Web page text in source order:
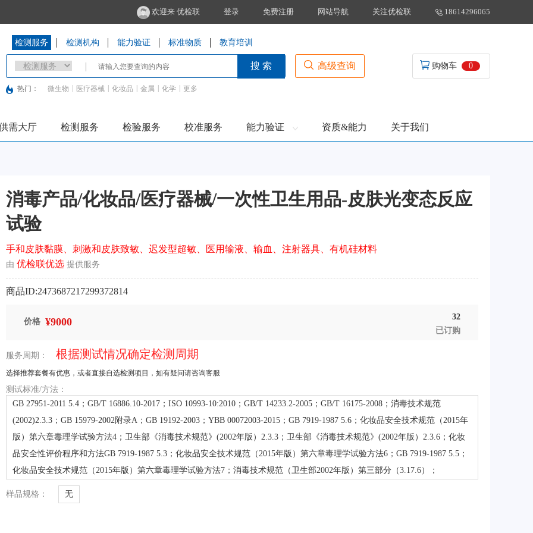
欢迎来 优检联 登录 免费注册 网站导航 关注优检联 18614296065
检测服务 检测机构 能力验证 标准物质 教育培训
搜 索 高级查询
热门： 微生物 医疗器械 化妆品 金属 化学 更多
购物车 0
需大厅 检测服务 检验服务 校准服务 能力验证 资质&能力 关于我们
消毒产品/化妆品/医疗器械/一次性卫生用品-皮肤光变态反应
试验
手和皮肤黏膜、刺激和皮肤致敏、迟发型超敏、医用输液、输血、注射器具、有机硅材料
由 优检联优选 提供服务
商品ID:2473687217299372814
价格 ¥9000
32
已订购
服务周期： 根据测试情况确定检测周期
选择推荐套餐有优惠，或者直接自选检测项目，如有疑问请咨询客服
测试标准/方法：
GB 27951-2011 5.4；GB/T 16886.10-2017；ISO 10993-10:2010；GB/T 14233.2-2005；GB/T 16175-2008；消毒技术规范
(2002)2.3.3；GB 15979-2002附录A；GB 19192-2003；YBB 00072003-2015；GB 7919-1987 5.6；化妆品安全技术规范（2015年
版）第六章毒理学试验方法4；卫生部《消毒技术规范》(2002年版）2.3.3；卫生部《消毒技术规范》(2002年版）2.3.6；化妆
品安全性评价程序和方法GB 7919-1987 5.3；化妆品安全技术规范（2015年版）第六章毒理学试验方法6；GB 7919-1987 5.5；
化妆品安全技术规范（2015年版）第六章毒理学试验方法7；消毒技术规范（卫生部2002年版）第三部分（3.17.6）；
样品规格： 无